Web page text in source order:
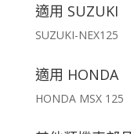
適用 SUZUKI
SUZUKI-NEX125
適用 HONDA
HONDA MSX 125